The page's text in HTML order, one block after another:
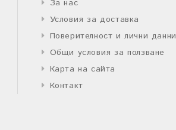
За нас
Условия за доставка
Поверителност и лични данни
Общи условия за ползване
Карта на сайта
Контакт